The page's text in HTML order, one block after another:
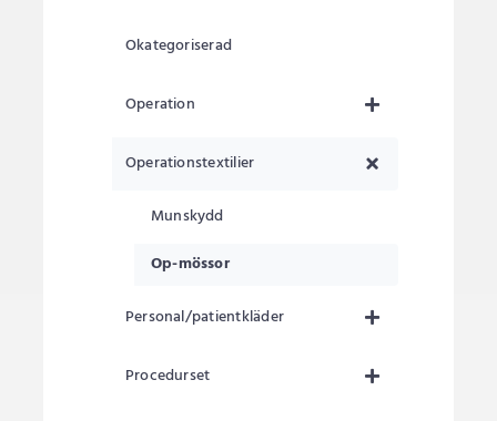
Okategoriserad
Operation
Operationstextilier
Munskydd
Op-mössor
Personal/patientkläder
Procedurset